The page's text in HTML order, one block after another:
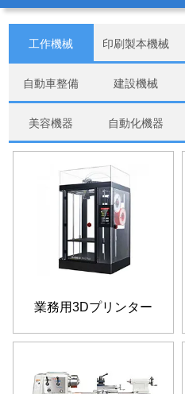
工作機械 印刷製本機械
自動車整備 建設機械
美容機器 自動化機器
業務用3Dプリンター